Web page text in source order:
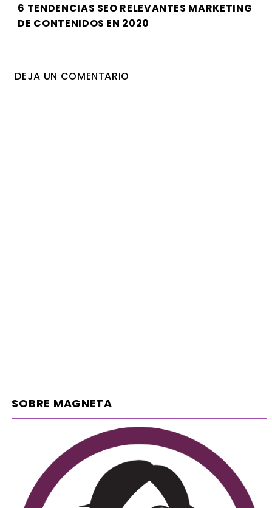
6 TENDENCIAS SEO RELEVANTES MARKETING
DE CONTENIDOS EN 2020
DEJA UN COMENTARIO
SOBRE MAGNETA